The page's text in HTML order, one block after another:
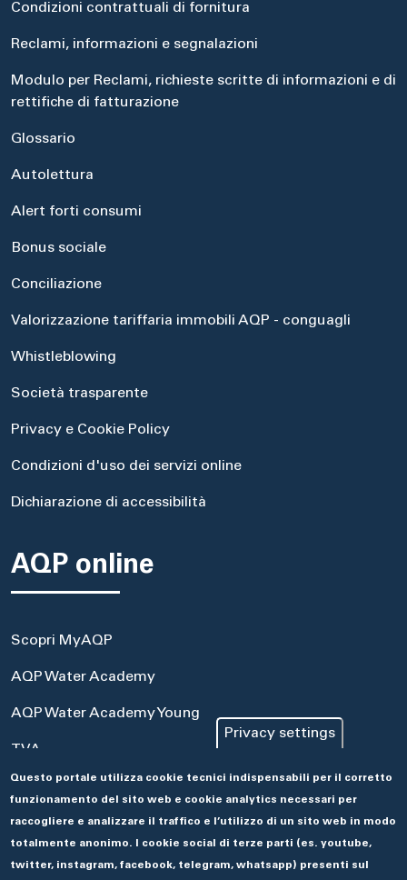
Condizioni contrattuali di fornitura
Reclami, informazioni e segnalazioni
Modulo per Reclami, richieste scritte di informazioni e di
rettifiche di fatturazione
Glossario
Autolettura
Alert forti consumi
Bonus sociale
Conciliazione
Valorizzazione tariffaria immobili AQP - conguagli
Whistleblowing
Società trasparente
Privacy e Cookie Policy
Condizioni d'uso dei servizi online
Dichiarazione di accessibilità
AQP online
Scopri MyAQP
AQP Water Academy
AQP Water Academy Young
TVA
Portale Acquisti
Aseco
Privacy settings
Questo portale utilizza cookie tecnici indispensabili per il corretto
funzionamento del sito web e cookie analytics necessari per
raccogliere e analizzare il traffico e l’utilizzo di un sito web in modo
totalmente anonimo. I cookie social di terze parti (es. youtube,
twitter, instagram, facebook, telegram, whatsapp) presenti sul